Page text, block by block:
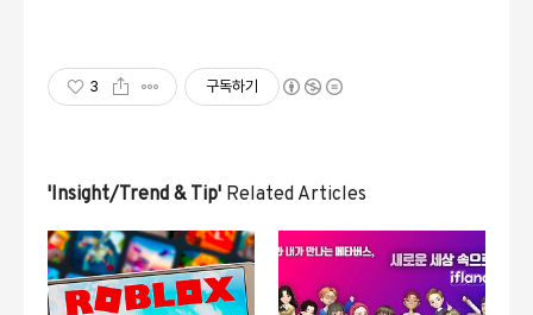
3 구독하기
'Insight/Trend & Tip' Related Articles